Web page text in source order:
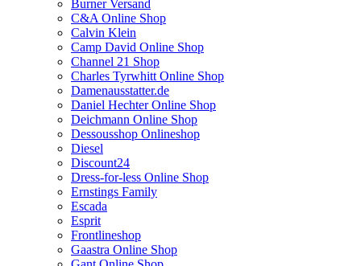
Burner Versand
C&A Online Shop
Calvin Klein
Camp David Online Shop
Channel 21 Shop
Charles Tyrwhitt Online Shop
Damenausstatter.de
Daniel Hechter Online Shop
Deichmann Online Shop
Dessousshop Onlineshop
Diesel
Discount24
Dress-for-less Online Shop
Ernstings Family
Escada
Esprit
Frontlineshop
Gaastra Online Shop